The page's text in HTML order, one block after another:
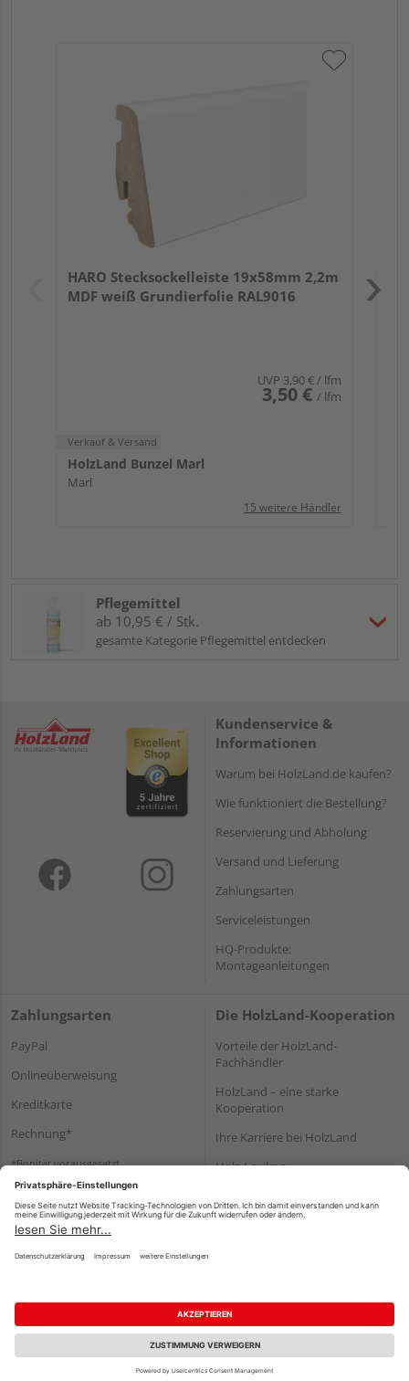
HARO Stecksockelleiste 19x58mm 2,2m
MDF weiß Grundierfolie RAL9016
UVP 3,90 €/ lfm
3,50 € / lfm
Verkauf & Versand
HolzLand Bunzel Marl
Marl
15 weitere Händler
Pflegemittel
ab 10,95 € / Stk.
gesamte Kategorie Pflegemittel entdecken
Kundenservice &
Informationen
Warum bei HolzLand.de kaufen?
Wie funktioniert die Bestellung?
Reservierung und Abholung
Versand und Lieferung
Zahlungsarten
Serviceleistungen
HQ-Produkte:
Montageanleitungen
Zahlungsarten
PayPal
Onlineüberweisung
Kreditkarte
Rechnung*
*Bonität vorausgesetzt
Die HolzLand-Kooperation
Vorteile der HolzLand-
Fachhändler
HolzLand – eine starke
Kooperation
Ihre Karriere bei HolzLand
Holz-Lexikon
Impressum Datenschutz
Nutzungsbedingungen
Barrierefreiheitserklärung
Vertrag widerrufen